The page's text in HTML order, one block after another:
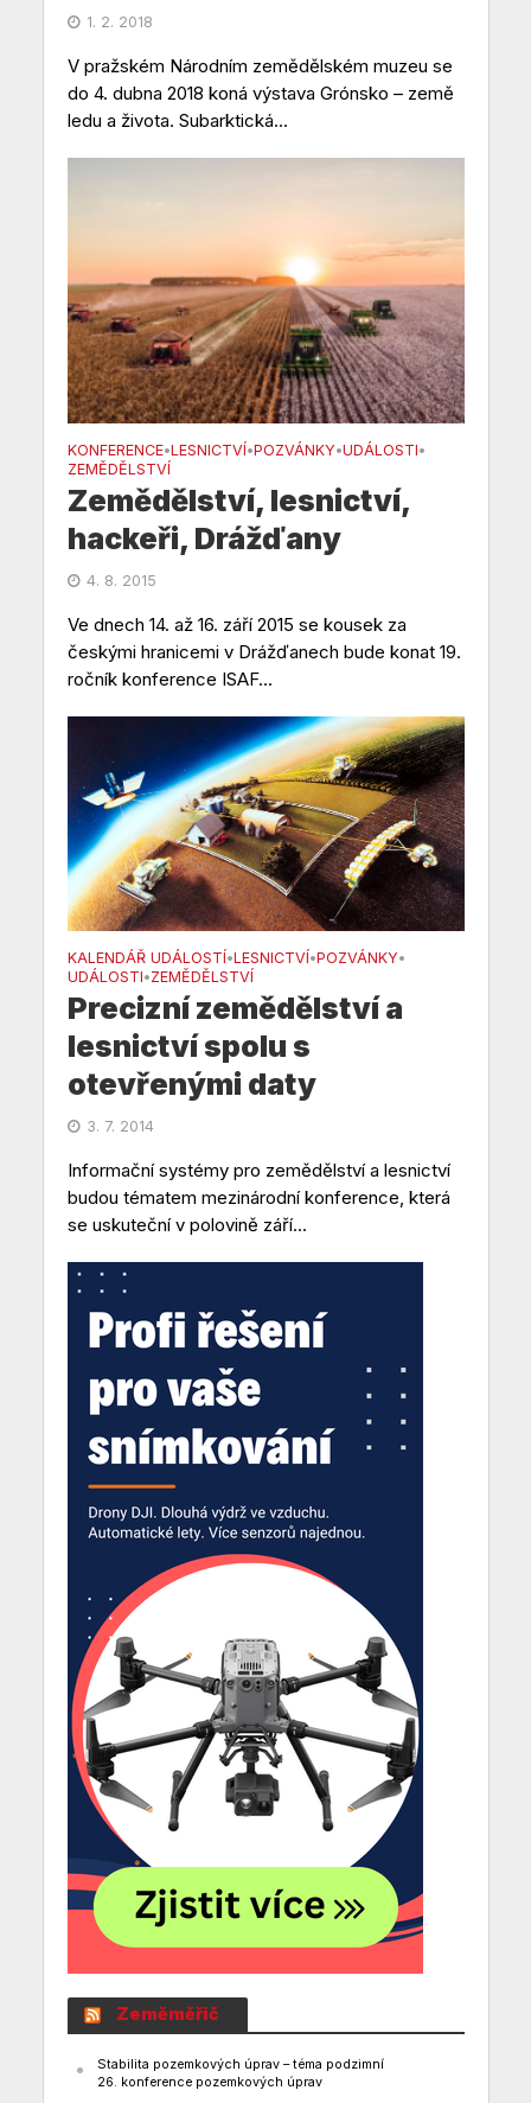
1. 2. 2018
V pražském Národním zemědělském muzeu se
do 4. dubna 2018 koná výstava Grónsko – země
ledu a života. Subarktická...
KONFERENCE•LESNICTVÍ•POZVÁNKY•UDÁLOSTI•
ZEMĚDĚLSTVÍ
Zemědělství, lesnictví,
hackeři, Drážďany
4. 8. 2015
Ve dnech 14. až 16. září 2015 se kousek za
českými hranicemi v Drážďanech bude konat 19.
ročník konference ISAF...
KALENDÁŘ UDÁLOSTÍ•LESNICTVÍ•POZVÁNKY•
UDÁLOSTI•ZEMĚDĚLSTVÍ
Precizní zemědělství a
lesnictví spolu s
otevřenými daty
3. 7. 2014
Informační systémy pro zemědělství a lesnictví
budou tématem mezinárodní konference, která
se uskuteční v polovině září...
Zeměměřič
Stabilita pozemkových úprav – téma podzimní
26. konference pozemkových úprav